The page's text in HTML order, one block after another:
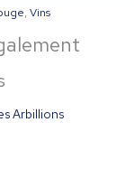
, Vins